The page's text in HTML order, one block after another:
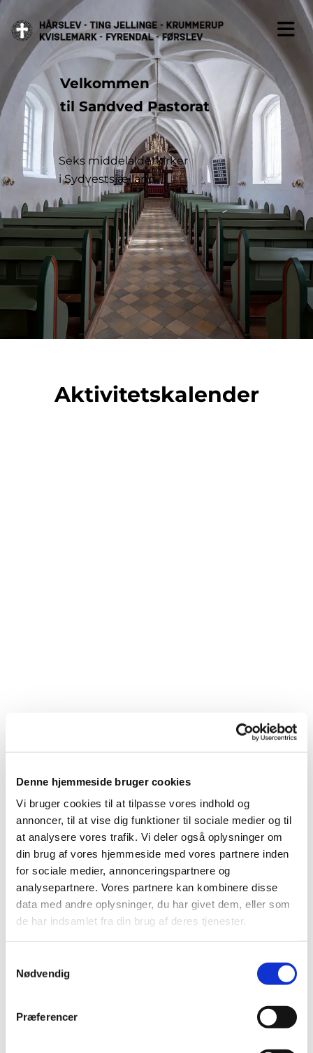
Denne hjemmeside bruger cookies
Vi bruger cookies til at tilpasse vores indhold og
annoncer, til at vise dig funktioner til sociale medier og til
at analysere vores trafik. Vi deler også oplysninger om
din brug af vores hjemmeside med vores partnere inden
for sociale medier, annonceringspartnere og
analysepartnere. Vores partnere kan kombinere disse
data med andre oplysninger, du har givet dem, eller som
de har indsamlet fra din brug af deres tjenester.
Nødvendig
Præferencer
Velkommen
til Sandved Pastorat
Seks middelalderkirker
i Sydvestsjælland
Aktivitetskalender
Gudstjenestekalender